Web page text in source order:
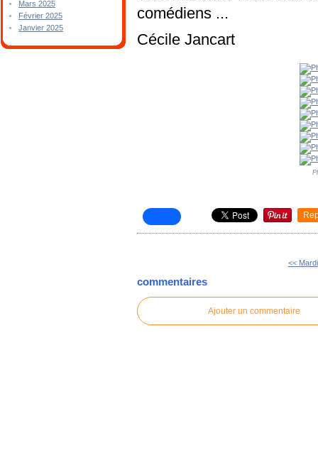
Mars 2025
Février 2025
Janvier 2025
comédiens ...
Cécile Jancart
<< Mardi
commentaires
Ajouter un commentaire